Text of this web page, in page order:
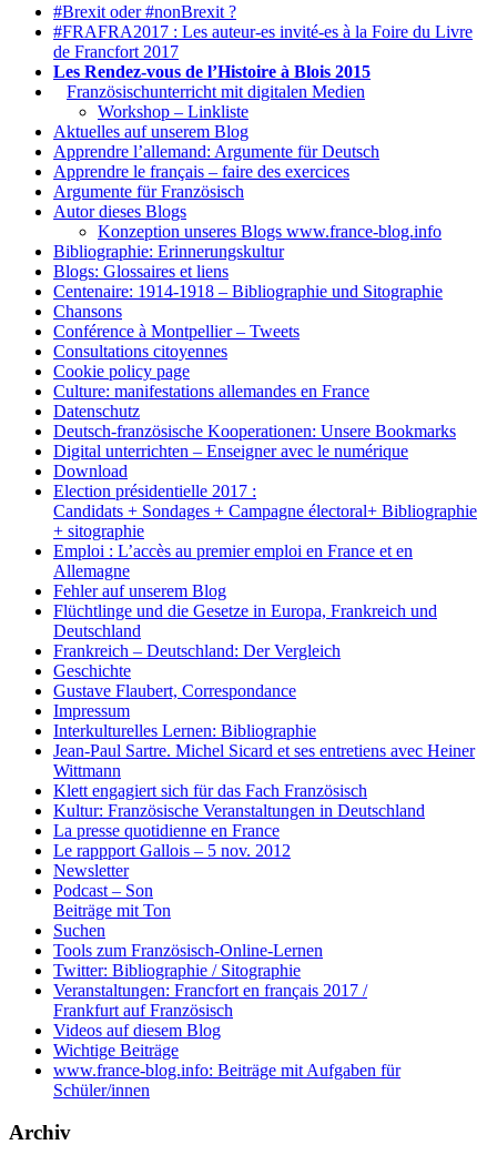
#Brexit oder #nonBrexit ?
#FRAFRA2017 : Les auteur-es invité-es à la Foire du Livre
de Francfort 2017
Les Rendez-vous de l’Histoire à Blois 2015
Französischunterricht mit digitalen Medien
Workshop – Linkliste
Aktuelles auf unserem Blog
Apprendre l’allemand: Argumente für Deutsch
Apprendre le français – faire des exercices
Argumente für Französisch
Autor dieses Blogs
Konzeption unseres Blogs www.france-blog.info
Bibliographie: Erinnerungskultur
Blogs: Glossaires et liens
Centenaire: 1914-1918 – Bibliographie und Sitographie
Chansons
Conférence à Montpellier – Tweets
Consultations citoyennes
Cookie policy page
Culture: manifestations allemandes en France
Datenschutz
Deutsch-französische Kooperationen: Unsere Bookmarks
Digital unterrichten – Enseigner avec le numérique
Download
Election présidentielle 2017 :
Candidats + Sondages + Campagne électoral+ Bibliographie
+ sitographie
Emploi : L’accès au premier emploi en France et en
Allemagne
Fehler auf unserem Blog
Flüchtlinge und die Gesetze in Europa, Frankreich und
Deutschland
Frankreich – Deutschland: Der Vergleich
Geschichte
Gustave Flaubert, Correspondance
Impressum
Interkulturelles Lernen: Bibliographie
Jean-Paul Sartre. Michel Sicard et ses entretiens avec Heiner
Wittmann
Klett engagiert sich für das Fach Französisch
Kultur: Französische Veranstaltungen in Deutschland
La presse quotidienne en France
Le rappport Gallois – 5 nov. 2012
Newsletter
Podcast – Son
Beiträge mit Ton
Suchen
Tools zum Französisch-Online-Lernen
Twitter: Bibliographie / Sitographie
Veranstaltungen: Francfort en français 2017 /
Frankfurt auf Französisch
Videos auf diesem Blog
Wichtige Beiträge
www.france-blog.info: Beiträge mit Aufgaben für
Schüler/innen
Archiv